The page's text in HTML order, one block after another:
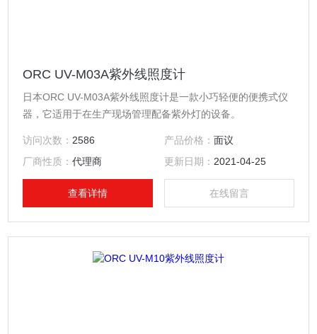
ORC UV-M03A紫外线照度计
日本ORC UV-M03A紫外线照度计是一款小巧轻便的便携式仪
器，它适用于在生产现场管理配备紫外灯的设备。
访问次数： 2586 产品价格： 面议
厂商性质：代理商 更新日期： 2021-04-25
查看详情 在线留言